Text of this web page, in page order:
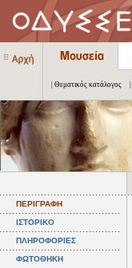
| Θεματικός κατάλογος
ΠΕΡΙΓΡΑΦΗ
ΙΣΤΟΡΙΚΟ
ΠΛΗΡΟΦΟΡΙΕΣ
ΦΩΤΟΘΗΚΗ